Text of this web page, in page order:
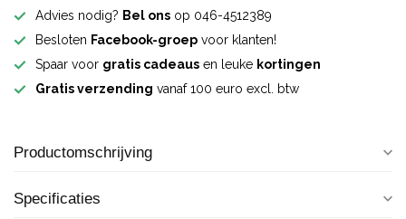
Advies nodig? Bel ons op 046-4512389
Besloten Facebook-groep voor klanten!
Spaar voor gratis cadeaus en leuke kortingen
Gratis verzending vanaf 100 euro excl. btw
Productomschrijving
Specificaties